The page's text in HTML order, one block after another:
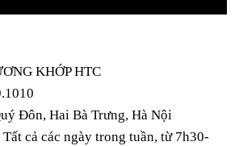
KHỚP HTC
Đôn, Hai Bà Trưng, Hà Nội
cả các ngày trong tuần, từ 7h30-